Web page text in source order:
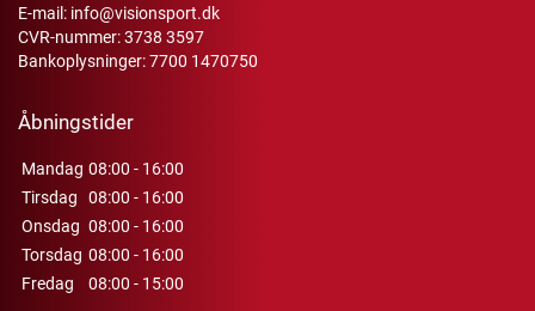
E-mail: info@visionsport.dk
CVR-nummer: 3738 3597
Bankoplysninger: 7700 1470750
Åbningstider
Mandag 08:00 - 16:00
Tirsdag
08:00 - 16:00
Onsdag 08:00 - 16:00
Torsdag 08:00 - 16:00
Fredag
08:00 - 15:00